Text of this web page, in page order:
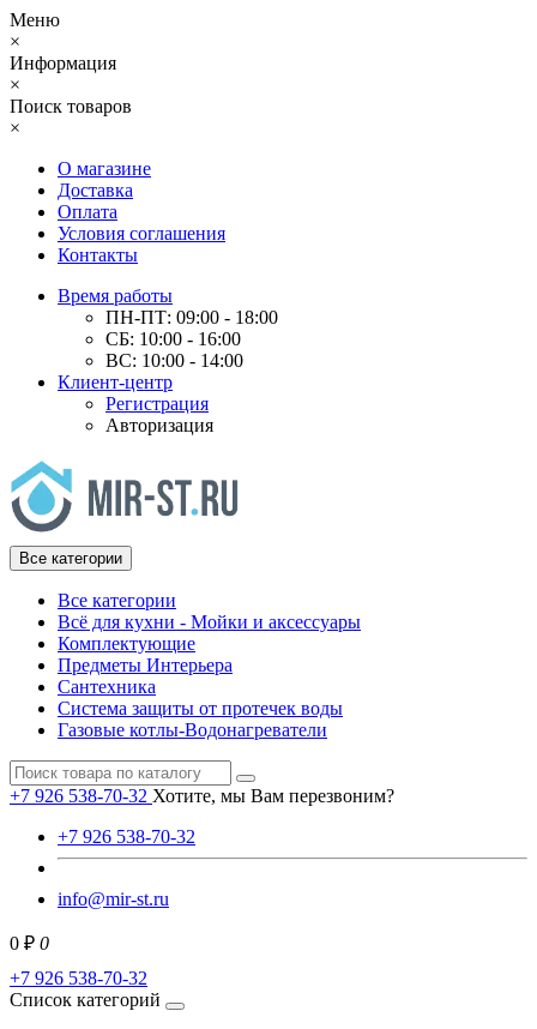
Меню
×
Информация
×
Поиск товаров
×
О магазине
Доставка
Оплата
Условия соглашения
Контакты
Время работы
ПН-ПТ: 09:00 - 18:00
СБ: 10:00 - 16:00
ВС: 10:00 - 14:00
Клиент-центр
Регистрация
Авторизация
Все категории
Все категории
Всё для кухни - Мойки и аксессуары
Комплектующие
Предметы Интерьера
Сантехника
Система защиты от протечек воды
Газовые котлы-Водонагреватели
+7 926 538-70-32 Хотите, мы Вам перезвоним?
+7 926 538-70-32
info@mir-st.ru
0 ₽ 0
+7 926 538-70-32
Список категорий